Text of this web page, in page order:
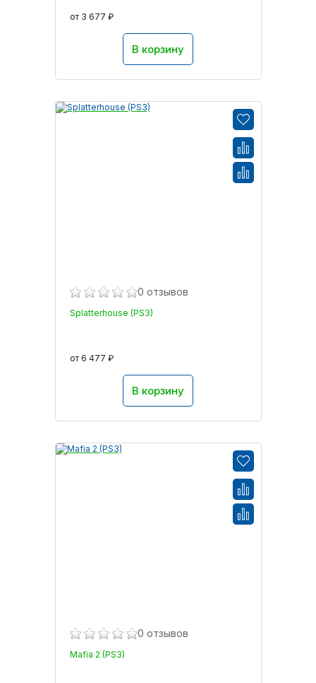
от 3 677 ₽
В корзину
0 отзывов
Splatterhouse (PS3)
от 6 477 ₽
В корзину
0 отзывов
Mafia 2 (PS3)